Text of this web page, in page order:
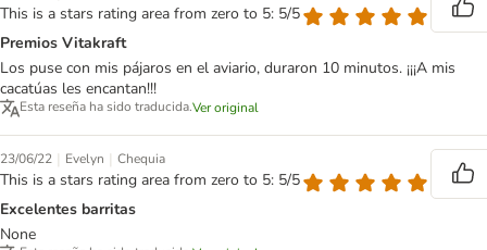
This is a stars rating area from zero to 5: 5/5
Premios Vitakraft
Los puse con mis pájaros en el aviario, duraron 10 minutos. ¡¡¡A mis
cacatúas les encantan!!!
Esta reseña ha sido traducida.Ver original
23/06/22 | Evelyn | Chequia
This is a stars rating area from zero to 5: 5/5
Excelentes barritas
None